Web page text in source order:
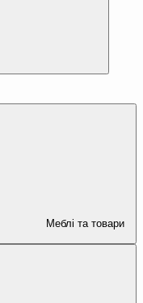
Меблі та товари